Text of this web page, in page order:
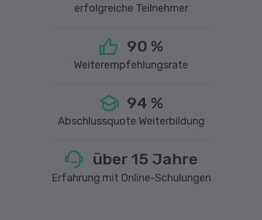
erfolgreiche Teilnehmer
90 %
Weiterempfehlungsrate
94 %
Abschlussquote Weiterbildung
über 15 Jahre
Erfahrung mit Online-Schulungen